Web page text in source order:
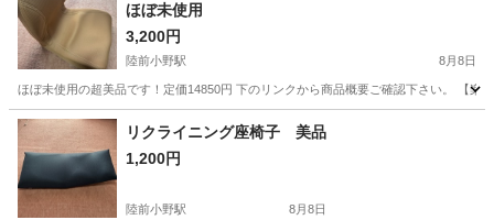
ほぼ未使用
3,200円
陸前小野駅 8月8日
ほぼ未使用の超美品です！定価14850円 下のリンクから商品概要ご確認下さい。 【
宮城 東松島市 陸前小野駅 椅子
リクライニング座椅子 美品
1,200円
陸前小野駅 8月8日